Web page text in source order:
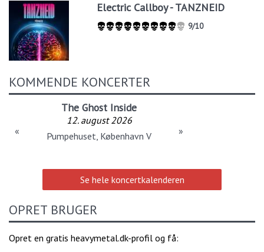
Electric Callboy - TANZNEID
9/10
KOMMENDE KONCERTER
The Ghost Inside
12. august 2026
Pumpehuset, København V
« »
Se hele koncertkalenderen
OPRET BRUGER
Opret en gratis heavymetal.dk-profil og få: